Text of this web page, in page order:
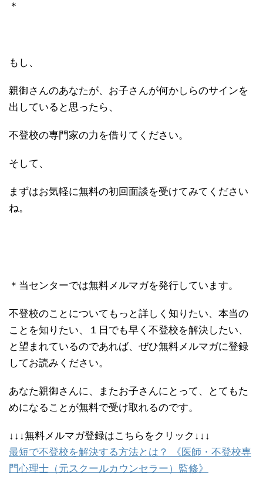
＊
もし、
親御さんのあなたが、お子さんが何かしらのサインを
出していると思ったら、
不登校の専門家の力を借りてください。
そして、
まずはお気軽に無料の初回面談を受けてみてください
ね。
＊当センターでは無料メルマガを発行しています。
不登校のことについてもっと詳しく知りたい、本当の
ことを知りたい、１日でも早く不登校を解決したい、
と望まれているのであれば、ぜひ無料メルマガに登録
してお読みください。
あなた親御さんに、またお子さんにとって、とてもた
めになることが無料で受け取れるのです。
↓↓↓無料メルマガ登録はこちらをクリック↓↓↓
最短で不登校を解決する方法とは？ 《医師・不登校専
門心理士（元スクールカウンセラー）監修》